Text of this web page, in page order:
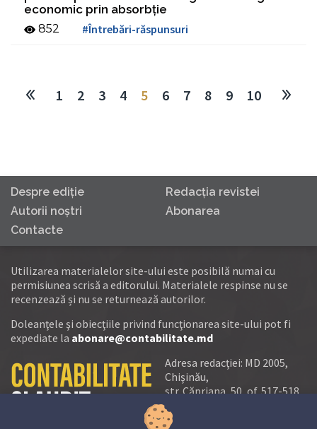
economic prin absorbţie
852 #Întrebări-răspunsuri
1 2 3 4 5 6 7 8 9 10
Despre ediţie
Redacţia revistei
Autorii noştri
Abonarea
Contacte
Utilizarea materialelor site-ului este posibilă numai cu
permisiunea scrisă a editorului. Materialele respinse nu se
recenzează și nu se returnează autorilor.
Doleanţele şi obiecţiile privind funcţionarea site-ului pot fi
expediate la abonare@contabilitate.md
Adresa redacţiei: MD 2005,
Chişinău,
str. Căpriana, 50, of. 517-518
tel.: